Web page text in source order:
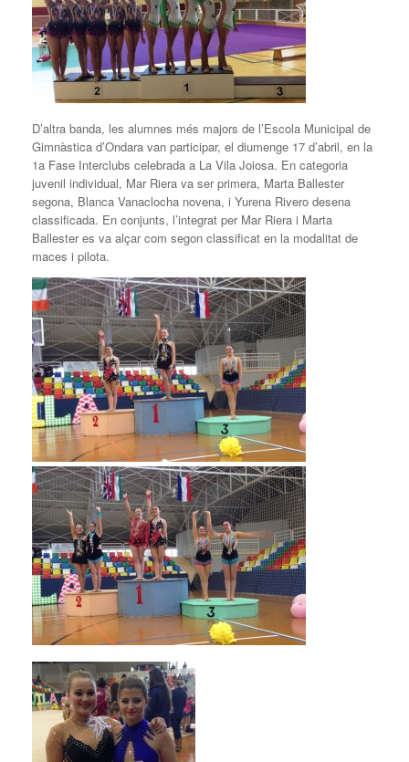
D’altra banda, les alumnes més majors de l’Escola Municipal de
Gimnàstica d’Ondara van participar, el diumenge 17 d’abril, en la
1a Fase Interclubs celebrada a La Vila Joiosa. En categoria
juvenil individual, Mar Riera va ser primera, Marta Ballester
segona, Blanca Vanaclocha novena, i Yurena Rivero desena
classificada. En conjunts, l’integrat per Mar Riera i Marta
Ballester es va alçar com segon classificat en la modalitat de
maces i pilota.